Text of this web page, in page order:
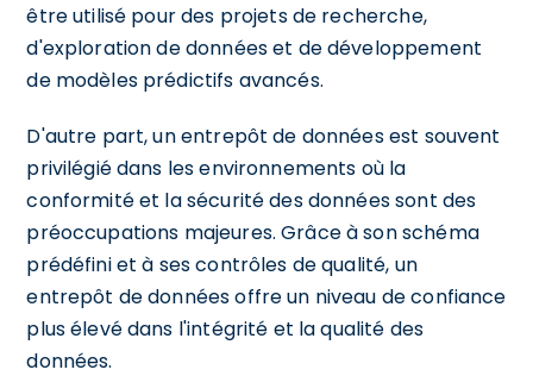
être utilisé pour des projets de recherche,
d'exploration de données et de développement
de modèles prédictifs avancés.
D'autre part, un entrepôt de données est souvent
privilégié dans les environnements où la
conformité et la sécurité des données sont des
préoccupations majeures. Grâce à son schéma
prédéfini et à ses contrôles de qualité, un
entrepôt de données offre un niveau de confiance
plus élevé dans l'intégrité et la qualité des
données.